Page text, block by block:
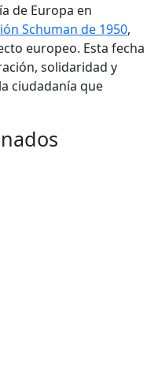
de Europa en
Schuman de 1950,
europeo. Esta fecha
solidaridad y
ciudadanía que